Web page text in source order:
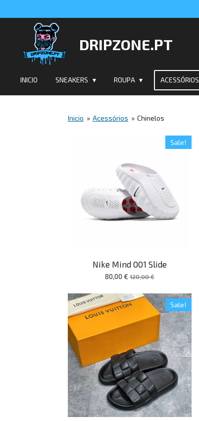
conteúdo
principal
DRIPZONE.PT
INICIO SNEAKERS ROUPA ACESSÓRIOS
Inicio » Acessórios » Chinelos
Sale!
Nike Mind 001 Slide
80,00 € 120,00 €
Sale!